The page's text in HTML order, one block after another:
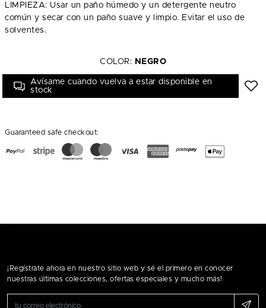
LIMPIEZA: Usar un paño húmedo y un detergente neutro
común y secar con un paño suave y limpio. Evitar el uso de
solventes.
COLOR: NEGRO
Avísame cuando vuelva a estar disponible en
stock
Guaranteed safe checkout:
¡Regístrate ahora en nuestro sitio web y sé el primero en conocer
nuestras últimas colecciones, ofertas especiales y mucho más!